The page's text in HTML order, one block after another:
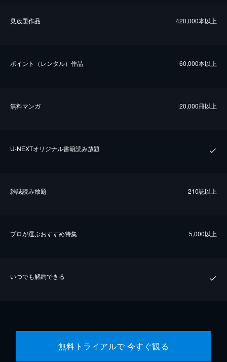
⾒放題作品 420,000本以上
ポイント（レンタル）作品 60,000本以上
無料マンガ 20,000冊以上
U-NEXTオリジナル書籍読み放題
雑誌読み放題 210誌以上
プロが選ぶおすすめ特集 5,000以上
いつでも解約できる
無料トライアルで 今すぐ観る